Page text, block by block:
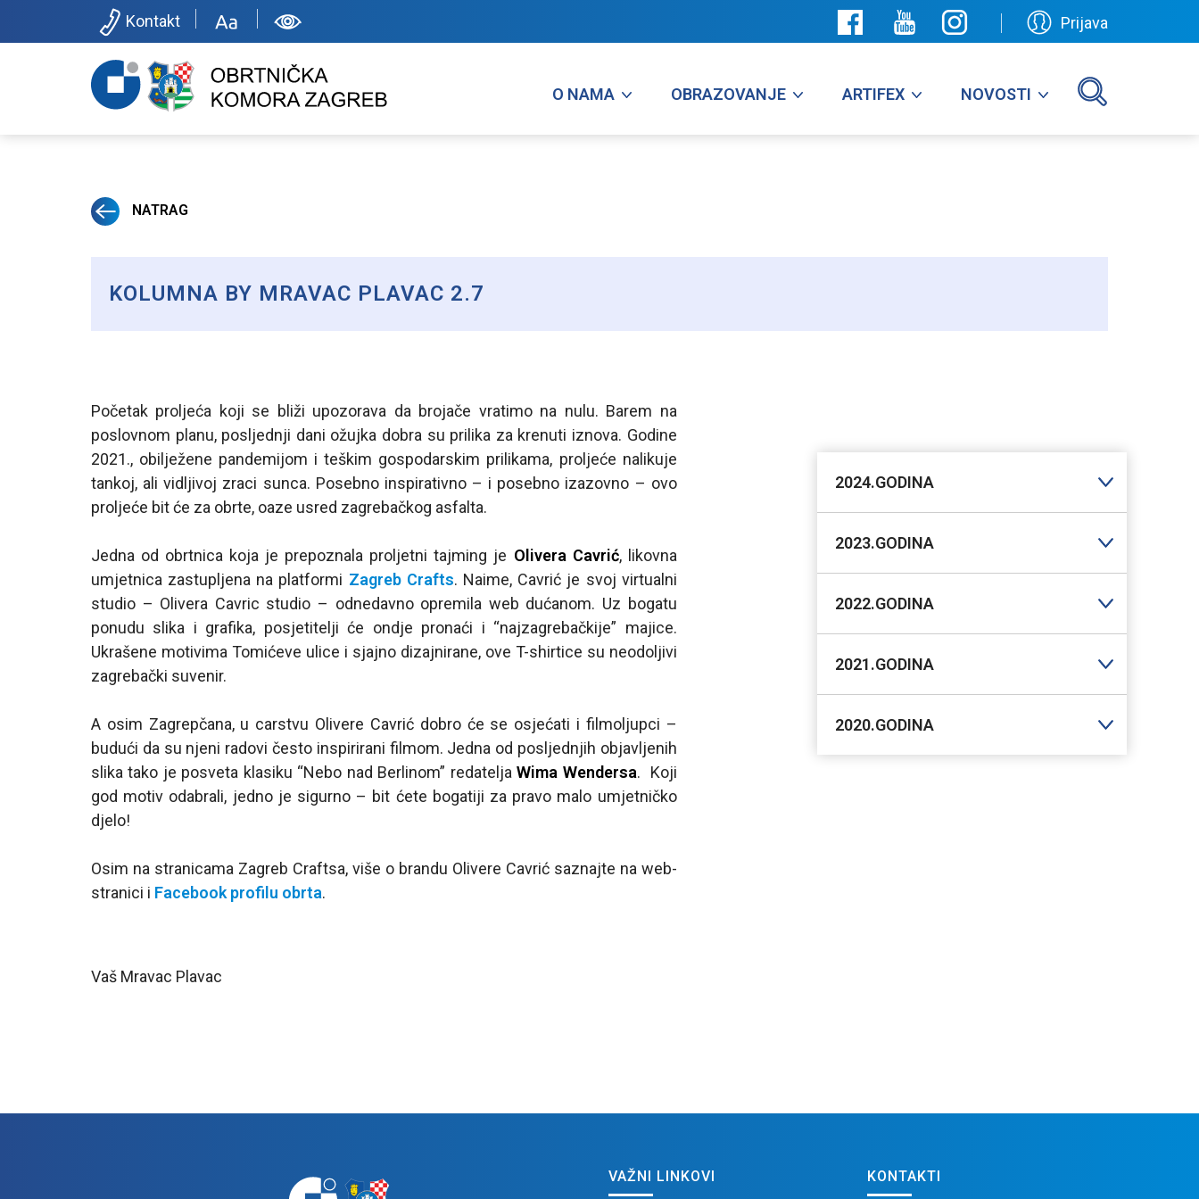
Kontakt Prijava
O NAMA OBRAZOVANJE ARTIFEX NOVOSTI
NATRAG
KOLUMNA BY MRAVAC PLAVAC 2.7
Početak proljeća koji se bliži upozorava da brojače vratimo na nulu. Barem na
poslovnom planu, posljednji dani ožujka dobra su prilika za krenuti iznova. Godine
2021., obilježene pandemijom i teškim gospodarskim prilikama, proljeće nalikuje
tankoj, ali vidljivoj zraci sunca. Posebno inspirativno – i posebno izazovno – ovo
proljeće bit će za obrte, oaze usred zagrebačkog asfalta.
Jedna od obrtnica koja je prepoznala proljetni tajming je Olivera Cavrić, likovna
umjetnica zastupljena na platformi Zagreb Crafts. Naime, Cavrić je svoj virtualni
studio – Olivera Cavric studio – odnedavno opremila web dućanom. Uz bogatu
ponudu slika i grafika, posjetitelji će ondje pronaći i “najzagrebačkije” majice.
Ukrašene motivima Tomićeve ulice i sjajno dizajnirane, ove T-shirtice su neodoljivi
zagrebački suvenir.
A osim Zagrepčana, u carstvu Olivere Cavrić dobro će se osjećati i filmoljupci –
budući da su njeni radovi često inspirirani filmom. Jedna od posljednjih objavljenih
slika tako je posveta klasiku “Nebo nad Berlinom” redateljaWima Wendersa. Koji
god motiv odabrali, jedno je sigurno – bit ćete bogatiji za pravo malo umjetničko
djelo!
Osim na stranicama Zagreb Craftsa, više o brandu Olivere Cavrić saznajte na web-
stranici i Facebook profilu obrta.
Vaš Mravac Plavac
2024.GODINA
2023.GODINA
2022.GODINA
2021.GODINA
2020.GODINA
VAŽNI LINKOVI KONTAKTI